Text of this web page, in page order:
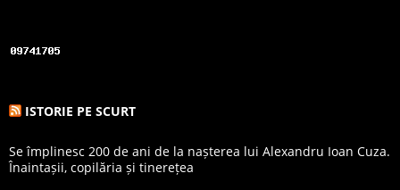
ISTORIE PE SCURT
Se împlinesc 200 de ani de la nașterea lui Alexandru Ioan Cuza.
Înaintașii, copilăria și tinerețea